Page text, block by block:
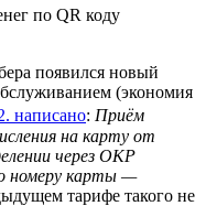
по QR коду
появился новый
(экономия
написано: Приём
на карту от
через ОКР
номеру карты —
тарифе такого не